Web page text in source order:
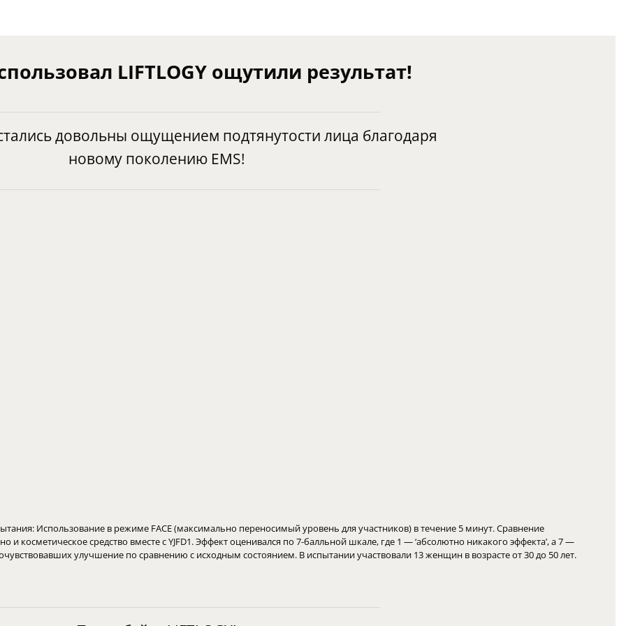
LIFTLOGY ощутили результат!
довольны ощущением подтянутости лица благодаря
новому поколению EMS!
Использование в режиме FACE (максимально переносимый уровень для участников) в течение 5 минут. Сравнение
и косметическое средство вместе с YJFD1. Эффект оценивался по 7-балльной шкале, где 1 — ‘абсолютно никакого эффекта’, а 7 —
улучшение по сравнению с исходным состоянием. В испытании участвовали 13 женщин в возрасте от 30 до 50 лет.